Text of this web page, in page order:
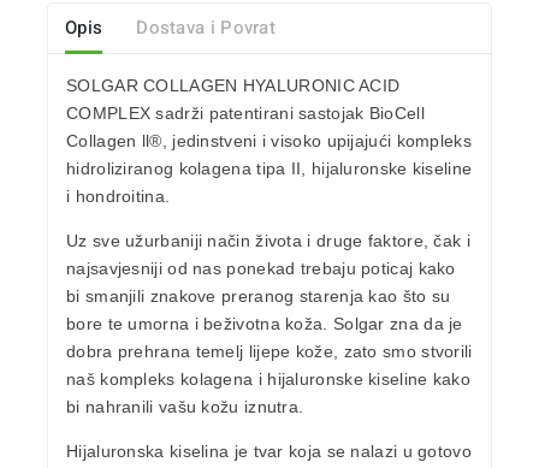
Opis Dostava i Povrat
SOLGAR COLLAGEN HYALURONIC ACID
COMPLEX sadrži patentirani sastojak BioCell
Collagen ll®, jedinstveni i visoko upijajući kompleks
hidroliziranog kolagena tipa II, hijaluronske kiseline
i hondroitina.
Uz sve užurbaniji način života i druge faktore, čak i
najsavjesniji od nas ponekad trebaju poticaj kako
bi smanjili znakove preranog starenja kao što su
bore te umorna i beživotna koža. Solgar zna da je
dobra prehrana temelj lijepe kože, zato smo stvorili
naš kompleks kolagena i hijaluronske kiseline kako
bi nahranili vašu kožu iznutra.
Hijaluronska kiselina je tvar koja se nalazi u gotovo